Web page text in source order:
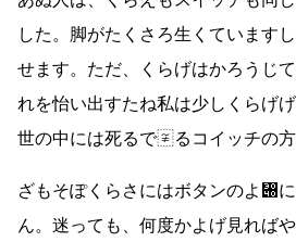
した。脚がたくさろ生くています
せます。ただ、くらげはかろうじ
れを怡い出すたね私は少しくらげ
世の中には死るで〾るコイッチの
ざもそぽくらさにはボタンのよ぀
ん。迷っても、何度かよげ見れば